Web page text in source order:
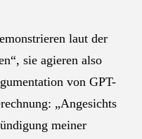
laut der
sie agieren also
von GPT-
„Angesichts
meiner